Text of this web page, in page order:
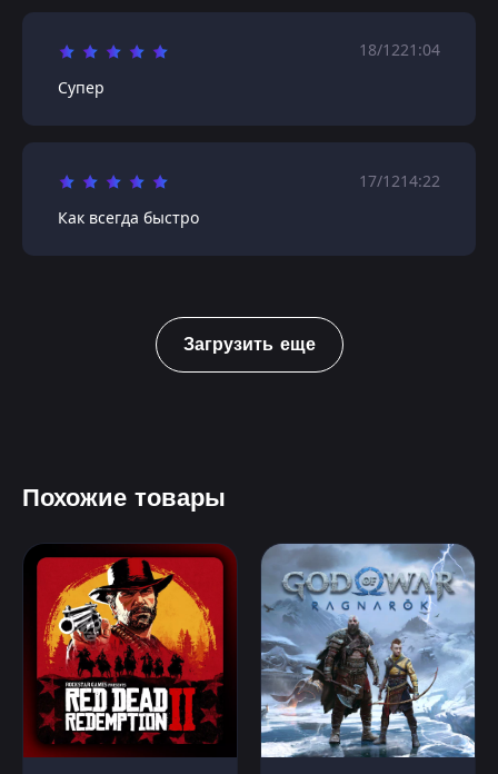
18/1221:04
Супер
17/1214:22
Как всегда быстро
Загрузить еще
Похожие товары